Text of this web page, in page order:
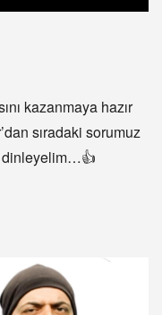
kazanmaya hazır
sıradaki sorumuz
dinleyelim…👍